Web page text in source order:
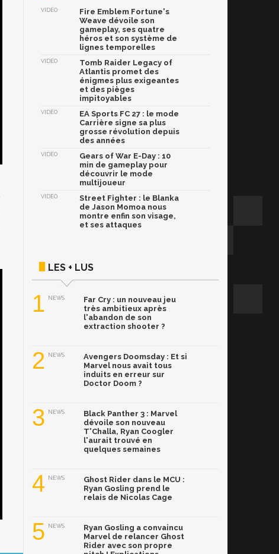
VIDÉO
Fire Emblem Fortune's
Weave dévoile son
gameplay, ses quatre
héros et son système de
lignes temporelles
VIDÉO
Tomb Raider Legacy of
Atlantis promet des
énigmes plus exigeantes
et des pièges
impitoyables
VIDÉO
EA Sports FC 27 : le mode
Carrière signe sa plus
grosse révolution depuis
des années
VIDÉO
Gears of War E-Day : 10
min de gameplay pour
découvrir le mode
multijoueur
VIDÉO
Street Fighter : le Blanka
de Jason Momoa nous
montre enfin son visage,
et ses attaques
LES + LUS
1 NEWS
Far Cry : un nouveau jeu
très ambitieux après
l'abandon de son
extraction shooter ?
2 NEWS
Avengers Doomsday : Et si
Marvel nous avait tous
induits en erreur sur
Doctor Doom ?
3 NEWS
Black Panther 3 : Marvel
dévoile son nouveau
T'Challa, Ryan Coogler
l'aurait trouvé en
quelques semaines
4 NEWS
Ghost Rider dans le MCU :
Ryan Gosling prend le
relais de Nicolas Cage
5 NEWS
Ryan Gosling a convaincu
Marvel de relancer Ghost
Rider avec son propre